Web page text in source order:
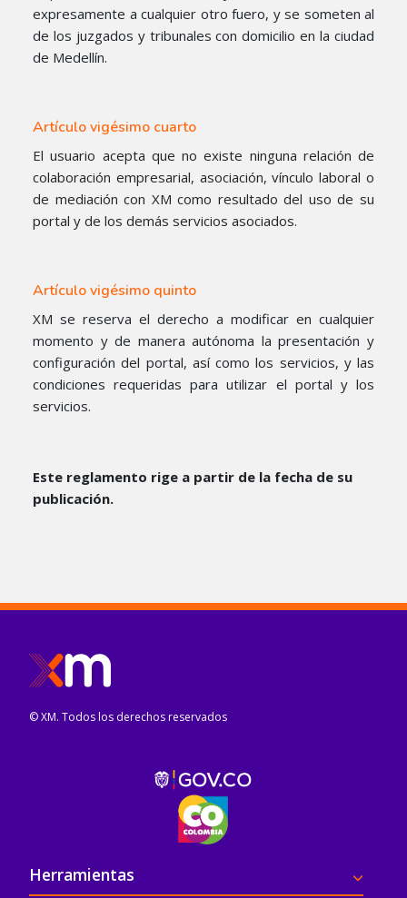
expresamente a cualquier otro fuero, y se someten al
de los juzgados y tribunales con domicilio en la ciudad
de Medellín.
Artículo vigésimo cuarto
El usuario acepta que no existe ninguna relación de
colaboración empresarial, asociación, vínculo laboral o
de mediación con XM como resultado del uso de su
portal y de los demás servicios asociados.
Artículo vigésimo quinto
XM se reserva el derecho a modificar en cualquier
momento y de manera autónoma la presentación y
configuración del portal, así como los servicios, y las
condiciones requeridas para utilizar el portal y los
servicios.
Este reglamento rige a partir de la fecha de su
publicación.
© XM. Todos los derechos reservados
Pie de página
Herramientas